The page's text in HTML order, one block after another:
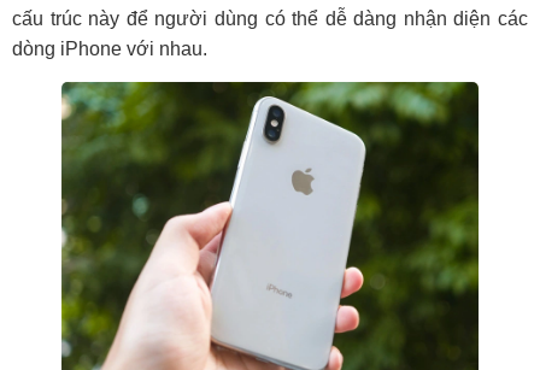
cấu trúc này để người dùng có thể dễ dàng nhận diện các
dòng iPhone với nhau.